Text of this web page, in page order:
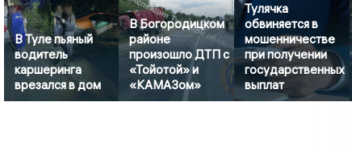
В Туле пьяный
водитель
каршеринга
врезался в дом
В Богородицком
районе
произошло ДТП с
«Тойотой» и
«КАМАЗом»
Тулячка
обвиняется в
мошенничестве
при получении
государственных
выплат